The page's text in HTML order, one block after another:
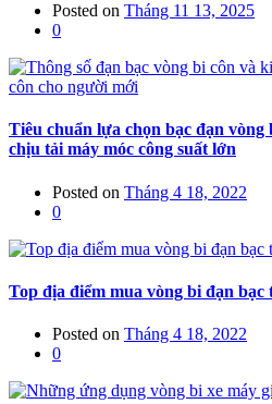
Posted on Tháng 11 13, 2025
0
Tiêu chuẩn lựa chọn bạc đạn vòng
chịu tải máy móc công suất lớn
Posted on Tháng 4 18, 2022
0
Top địa điểm mua vòng bi đạn bạc
Posted on Tháng 4 18, 2022
0